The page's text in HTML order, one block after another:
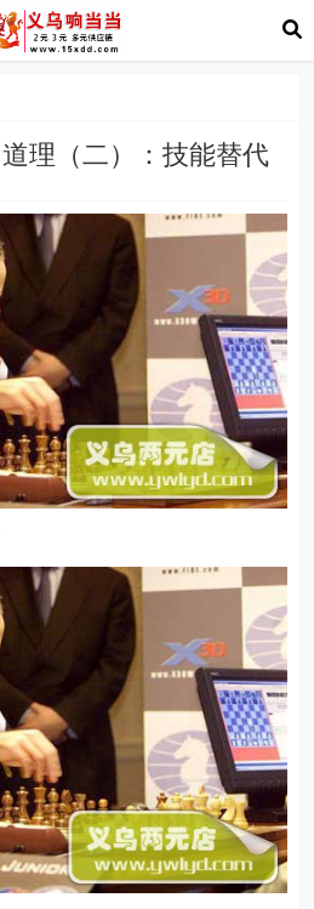
理（二）：技能替代